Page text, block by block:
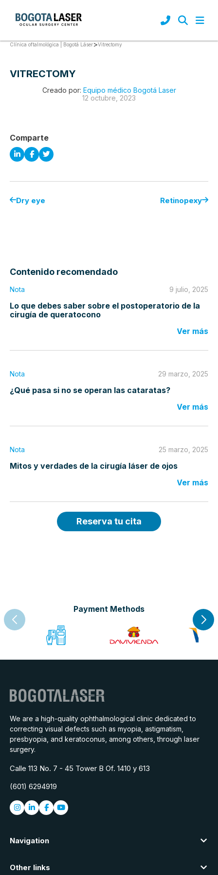
Clínica oftalmológica | Bogotá Láser>Vitrectomy
VITRECTOMY
Creado por: Equipo médico Bogotá Laser
12 octubre, 2023
Comparte
Dry eye Retinopexy
Contenido recomendado
Nota 9 julio, 2025
Lo que debes saber sobre el postoperatorio de la
cirugía de queratocono
Ver más
Nota 29 marzo, 2025
¿Qué pasa si no se operan las cataratas?
Ver más
Nota 25 marzo, 2025
Mitos y verdades de la cirugía láser de ojos
Ver más
Reserva tu cita
Payment Methods
We are a high-quality ophthalmological clinic dedicated to
correcting visual defects such as myopia, astigmatism,
presbyopia, and keratoconus, among others, through laser
surgery.
Calle 113 No. 7 - 45 Tower B Of. 1410 y 613
(601) 6294919
Navigation
Other links